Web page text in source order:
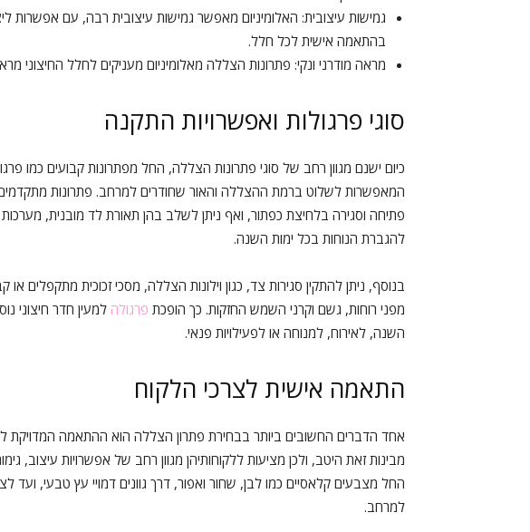
גמישות עיצובית: האלומיניום מאפשר גמישות עיצובית רבה, עם אפשרות
בהתאמה אישית לכל חלל.
מראה מודרני ונקי: פתרונות הצללה מאלומיניום מעניקים לחלל החיצוני
סוגי פרגולות ואפשרויות התקנה
כיום ישנם מגוון רחב של סוגי פתרונות הצללה, החל מפתרונות קבועים כמו
המאפשרות לשלוט ברמת ההצללה והאור שחודרים למרחב. פתרונות
פתיחה וסגירה בלחיצת כפתור, ואף ניתן לשלב בהן תאורת לד מובנית, מערכות
להגברת הנוחות בכל ימות השנה.
בנוסף, ניתן להתקין סגירות צד, כגון וילונות הצללה, מסכי זכוכית מתקפלים
מפני רוחות, גשם וקרני השמש החזקות. כך הופכת פרגולה למעין חדר חיצוני
השנה, לאירוח, למנוחה או לפעילויות פנאי.
התאמה אישית לצרכי הלקוח
אחד הדברים החשובים ביותר בבחירת פתרון הצללה הוא ההתאמה המדויקת
מבינות זאת היטב, ולכן מציעות ללקוחותיהן מגוון רחב של אפשרויות עיצוב,
החל מצבעים קלאסיים כמו לבן, שחור ואפור, דרך גוונים דמויי עץ טבעי, ועד
למרחב.